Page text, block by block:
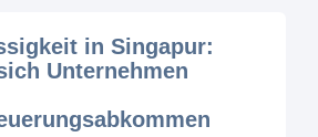
in Singapur:
Unternehmen